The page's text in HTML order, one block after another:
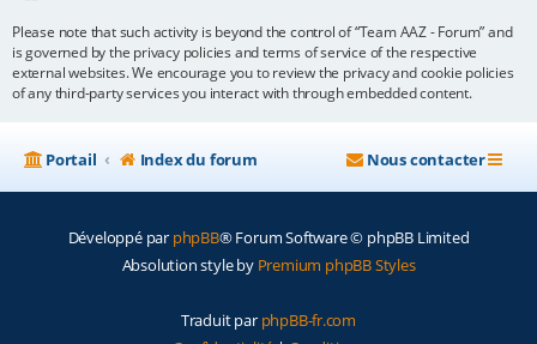
Please note that such activity is beyond the control of “Team AAZ - Forum” and
is governed by the privacy policies and terms of service of the respective
external websites. We encourage you to review the privacy and cookie policies
of any third-party services you interact with through embedded content.
Portail Index du forum Nous contacter
Développé par phpBB® Forum Software © phpBB Limited
Absolution style by Premium phpBB Styles
Traduit par phpBB-fr.com